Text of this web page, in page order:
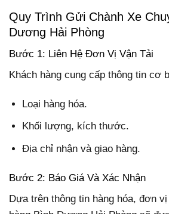
Quy Trình Gửi Chành Xe
Dương Hải Phòng
Bước 1: Liên Hệ Đơn Vị Vận Tải
Khách hàng cung cấp thông tin cơ
Loại hàng hóa.
Khối lượng, kích thước.
Địa chỉ nhận và giao hàng.
Bước 2: Báo Giá Và Xác Nhận
Dựa trên thông tin hàng hóa, đơn